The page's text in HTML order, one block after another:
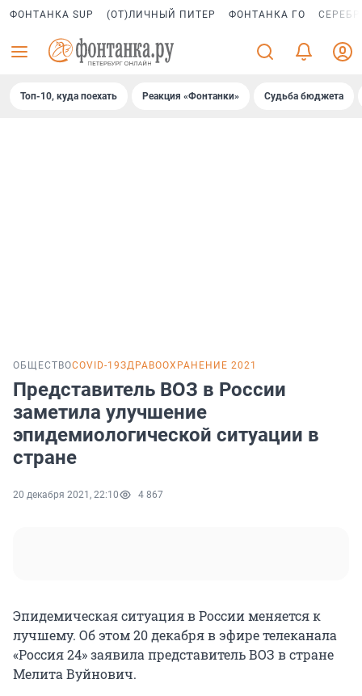
ФОНТАНКА SUP (ОТ)ЛИЧНЫЙ ПИТЕР ФОНТАНКА ГО
Топ-10, куда поехать Реакция «Фонтанки» Судьба бюджета
ОБЩЕСТВОCOVID-19ЗДРАВООХРАНЕНИЕ 2021
Представитель ВОЗ в России
заметила улучшение
эпидемиологической ситуации в
стране
20 декабря 2021, 22:10 4 867
Эпидемическая ситуация в России меняется к
лучшему. Об этом 20 декабря в эфире телеканала
«Россия 24» заявила представитель ВОЗ в стране
Мелита Вуйнович.